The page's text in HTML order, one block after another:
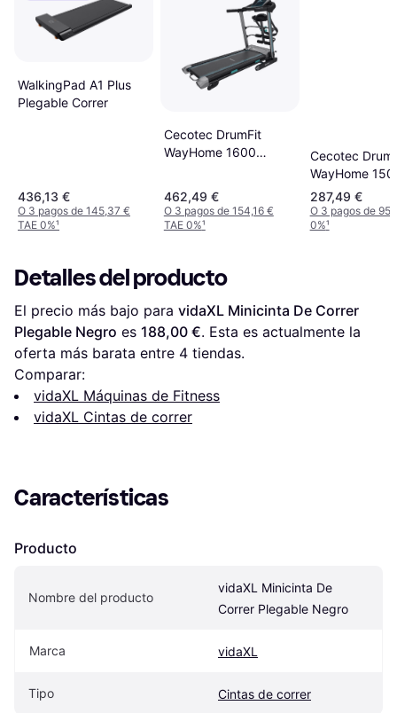
WalkingPad A1 Plus
Plegable Correr
436,13 €
O 3 pagos de 145,37 €
TAE 0%¹
Cecotec DrumFit
WayHome 1600
462,49 €
O 3 pagos de 154,16 €
TAE 0%¹
Cecotec
WayHome
Treadmill
287,49 €
O 3 pagos de
0%¹
Detalles del producto
El precio más bajo para vidaXL Minicinta De Correr
Plegable Negro es 188,00 €. Esta es actualmente la
oferta más barata entre 4 tiendas.
Comparar:
vidaXL Máquinas de Fitness
vidaXL Cintas de correr
Características
Producto
Nombre del producto
vidaXL Minicinta De
Correr Plegable Negro
Marca vidaXL
Tipo Cintas de correr